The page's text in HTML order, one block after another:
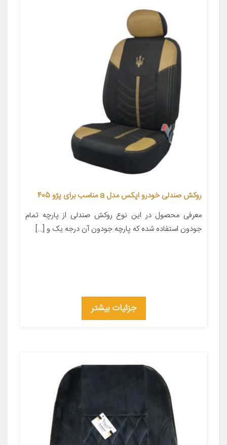
روکش صندلی خودرو اپکس مدل a مناسب برای پژو 405
معرفی محصول در این نوع روکش صندلی از پارچه تمام
جودون استفاده شده که پارچه جودون آن درجه یک و […]
جزئیات بیشتر